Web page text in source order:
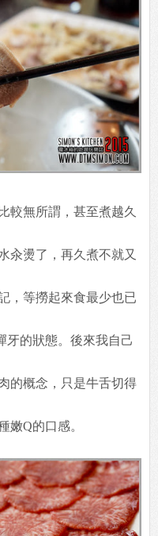
較無所謂，甚至煮越久
汆燙了，再久煮不就又
，等撈起來食最少也已
牙的狀態。後來我自己
的概念，只是牛舌切得
嫩Q的口感。